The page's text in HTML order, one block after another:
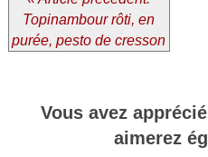
Topinambour rôti, en
purée, pesto de cresson
Vous avez
aimerez